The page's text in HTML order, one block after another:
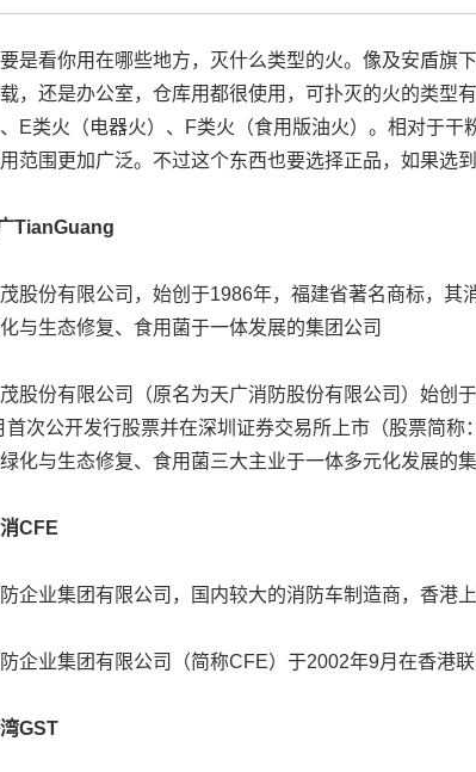
看你用在哪些地方，灭什么类型的火。像及安盾旗
，还是办公室，仓库用都很使用，可扑灭的火的类型
、E类火（电器火）、F类火（食用版油火）。相对于
范围更加广泛。不过这个东西也要选择正品，如果选
份有限公司，始创于1986年，福建省著名商标，其
与生态修复、食用菌于一体发展的集团公司
份有限公司（原名为天广消防股份有限公司）始创
首次公开发行股票并在深圳证券交易所上市（股票简
化与生态修复、食用菌三大主业于一体多元化发展的集
CFE
业集团有限公司，国内较大的消防车制造商，香港
业集团有限公司（简称CFE）于2002年9月在香港联
GST